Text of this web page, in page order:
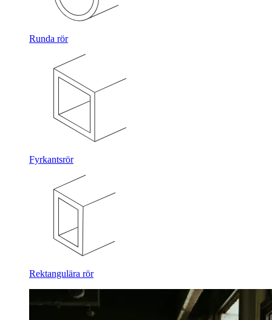
Runda rör
Fyrkantsrör
Rektangulära rör